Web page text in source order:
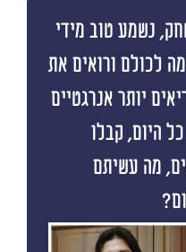
נשמע טוב מידי
לכולם ורואים את
יותר אנרגטיים
היום, קבלו
ראשונה תוך 10 ימים, מה עשיתם